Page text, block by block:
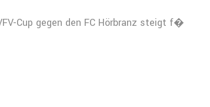
Cup gegen den FC Hörbranz steigt f�